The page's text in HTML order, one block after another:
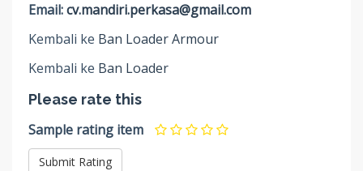
Email:cv.mandiri.perkasa@gmail.com
Kembali ke Ban Loader Armour
Kembali ke Ban Loader
Please rate this
Sample rating item